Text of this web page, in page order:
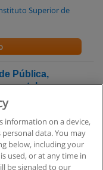
Superior de
Pública,
Superior de
information on a device,
data. You may
below, including your
used, or at any time in
be signaled to our